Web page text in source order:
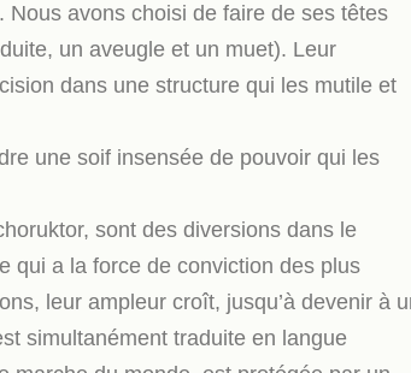
avons choisi de faire de ses têtes
un aveugle et un muet). Leur
dans une structure qui les mutile et
une soif insensée de pouvoir qui les
sont des diversions dans le
qui a la force de conviction des plus
leur ampleur croît, jusqu’à devenir à
simultanément traduite en langue